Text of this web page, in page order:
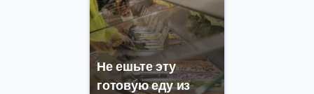
Не ешьте эту
готовую еду из